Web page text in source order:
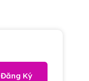
Đăng Ký